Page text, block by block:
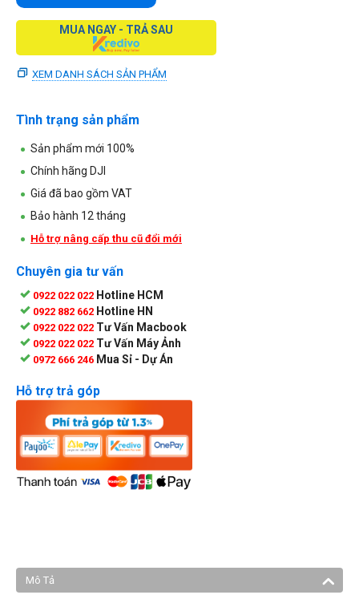
MUA NGAY - TRẢ SAU
XEM DANH SÁCH SẢN PHẨM
Tình trạng sản phẩm
Sản phẩm mới 100%
Chính hãng DJI
Giá đã bao gồm VAT
Bảo hành 12 tháng
Hỗ trợ nâng cấp thu cũ đổi mới
Chuyên gia tư vấn
0922 022 022 Hotline HCM
0922 882 662 Hotline HN
0922 022 022 Tư Vấn Macbook
0922 022 022 Tư Vấn Máy Ảnh
0972 666 246 Mua Sỉ - Dự Án
Hỗ trợ trả góp
Mô Tả